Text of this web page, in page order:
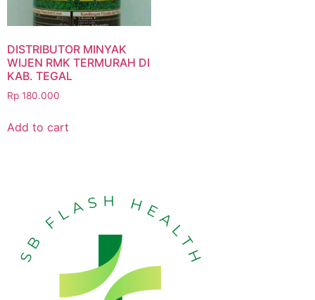
DISTRIBUTOR MINYAK
WIJEN RMK TERMURAH DI
KAB. TEGAL
Rp 180.000
Add to cart